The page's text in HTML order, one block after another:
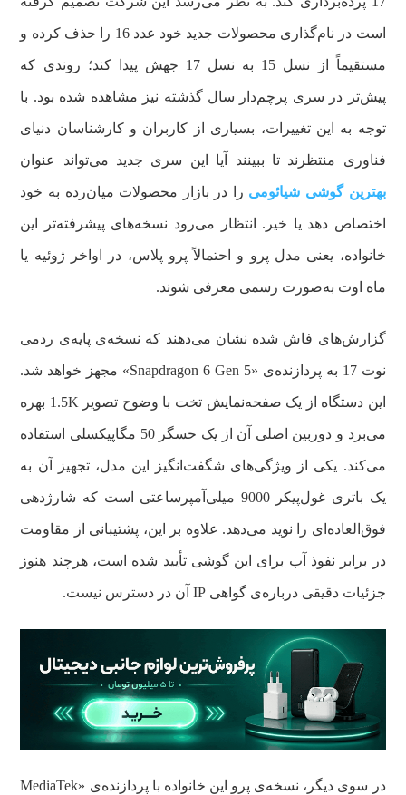
است در نام‌گذاری محصولات جدید خود عدد 16 را حذف کرده و
مستقیماً از نسل 15 به نسل 17 جهش پیدا کند؛ روندی که
پیش‌تر در سری پرچم‌دار سال گذشته نیز مشاهده شده بود. با
توجه به این تغییرات، بسیاری از کاربران و کارشناسان دنیای
فناوری منتظرند تا ببینند آیا این سری جدید می‌تواند عنوان
بهترین گوشی شیائومی را در بازار محصولات میان‌رده به خود
اختصاص دهد یا خیر. انتظار می‌رود نسخه‌های پیشرفته‌تر این
خانواده، یعنی مدل پرو و احتمالاً پرو پلاس، در اواخر ژوئیه یا
ماه اوت به‌صورت رسمی معرفی شوند.
گزارش‌های فاش شده نشان می‌دهند که نسخه‌ی پایه‌ی ردمی
نوت 17 به پردازنده‌ی «Snapdragon 6 Gen 5» مجهز خواهد شد.
این دستگاه از یک صفحه‌نمایش تخت با وضوح تصویر 1.5K بهره
می‌برد و دوربین اصلی آن از یک حسگر 50 مگاپیکسلی استفاده
می‌کند. یکی از ویژگی‌های شگفت‌انگیز این مدل، تجهیز آن به
یک باتری غول‌پیکر 9000 میلی‌آمپرساعتی است که شارژدهی
فوق‌العاده‌ای را نوید می‌دهد. علاوه بر این، پشتیبانی از مقاومت
در برابر نفوذ آب برای این گوشی تأیید شده است، هرچند هنوز
جزئیات دقیقی درباره‌ی گواهی IP آن در دسترس نیست.
در سوی دیگر، نسخه‌ی پرو این خانواده با پردازنده‌ی «MediaTek